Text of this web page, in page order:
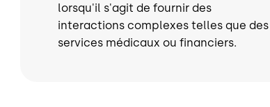
lorsqu'il s'agit de fournir des
interactions complexes telles que des
services médicaux ou financiers.